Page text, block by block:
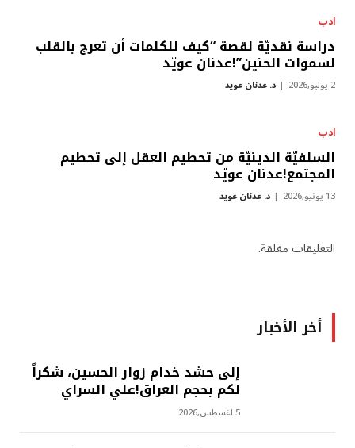
ادب
دراسة نقديّة لقصة “كيف للكلمات أن تعرج بالقلب
لسموات الحنين”!عدنان عويّد
2 يوليو,2026 د. عدنان عويد
ادب
السلفيّة الدينيّة من تحطيم العقل إلى تحطيم
المجتمع!عدنان عويّد
13 يونيو,2026 د. عدنان عويد
التعليقات مغلقة.
أخر الأخبار
إلى حشد خدام زوار الحسين، شكراً
لكم بحجم العراق!علي السراي
5 أغسطس,2026